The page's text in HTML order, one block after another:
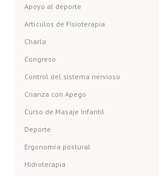
Apoyo al deporte
Artículos de Fisioterapia
Charla
Congreso
Control del sistema nervioso
Crianza con Apego
Curso de Masaje Infantil
Deporte
Ergonomía postural
Hidroterapia